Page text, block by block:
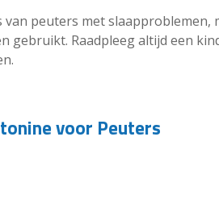
peuters met slaapproblemen,
gebruikt. Raadpleeg altijd een
voor Peuters